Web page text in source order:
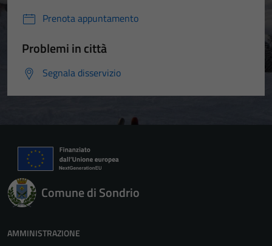
Prenota appuntamento
Problemi in città
Segnala disservizio
Comune di Sondrio
AMMINISTRAZIONE